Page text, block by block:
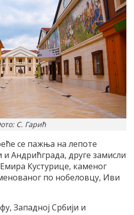
С. Гарић
се пажња на лепоте
Андрићграда, друге замисли
Кустурице, каменог
по нобеловцу, Иви
Западној Србији и